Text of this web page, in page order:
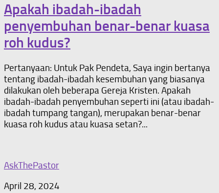
Apakah ibadah-ibadah
penyembuhan benar-benar kuasa
roh kudus?
Pertanyaan: Untuk Pak Pendeta, Saya ingin bertanya
tentang ibadah-ibadah kesembuhan yang biasanya
dilakukan oleh beberapa Gereja Kristen. Apakah
ibadah-ibadah penyembuhan seperti ini (atau ibadah-
ibadah tumpang tangan), merupakan benar-benar
kuasa roh kudus atau kuasa setan?...
AskThePastor
April 28, 2024